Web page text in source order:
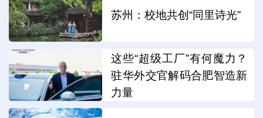
苏州：校地共创“同里诗光”
这些“超级工厂”有何魔力？
驻华外交官解码合肥智造新
力量